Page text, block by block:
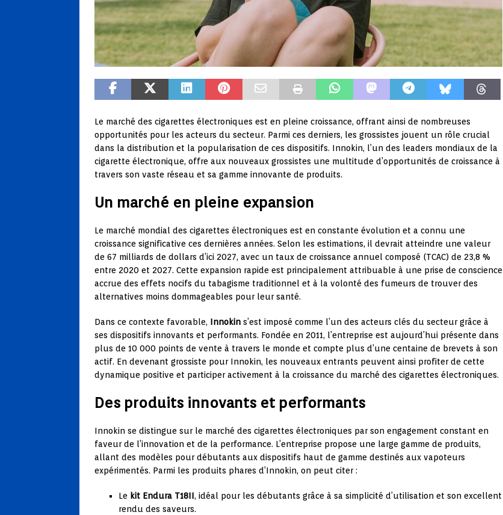
Le marché des cigarettes électroniques est en pleine croissance, offrant ainsi de nombreuses
opportunités pour les acteurs du secteur. Parmi ces derniers, les grossistes jouent un rôle crucial
dans la distribution et la popularisation de ces dispositifs. Innokin, l’un des leaders mondiaux de la
cigarette électronique, offre aux nouveaux grossistes une multitude d’opportunités de croissance à
travers son vaste réseau et sa gamme innovante de produits.
Un marché en pleine expansion
Le marché mondial des cigarettes électroniques est en constante évolution et a connu une
croissance significative ces dernières années. Selon les estimations, il devrait atteindre une valeur
de 67 milliards de dollars d’ici 2027, avec un taux de croissance annuel composé (TCAC) de 23,8 %
entre 2020 et 2027. Cette expansion rapide est principalement attribuable à une prise de conscience
accrue des effets nocifs du tabagisme traditionnel et à la volonté des fumeurs de trouver des
alternatives moins dommageables pour leur santé.
Dans ce contexte favorable, Innokin s’est imposé comme l’un des acteurs clés du secteur grâce à
ses dispositifs innovants et performants. Fondée en 2011, l’entreprise est aujourd’hui présente dans
plus de 10 000 points de vente à travers le monde et compte plus d’une centaine de brevets à son
actif. En devenant grossiste pour Innokin, les nouveaux entrants peuvent ainsi profiter de cette
dynamique positive et participer activement à la croissance du marché des cigarettes électroniques.
Des produits innovants et performants
Innokin se distingue sur le marché des cigarettes électroniques par son engagement constant en
faveur de l’innovation et de la performance. L’entreprise propose une large gamme de produits,
allant des modèles pour débutants aux dispositifs haut de gamme destinés aux vapoteurs
expérimentés. Parmi les produits phares d’Innokin, on peut citer :
Le kit Endura T18II, idéal pour les débutants grâce à sa simplicité d’utilisation et son excellent
rendu des saveurs.